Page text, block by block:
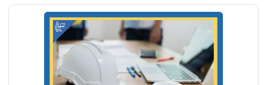
Modulo Cantieri:
Tecniche Avanzate e